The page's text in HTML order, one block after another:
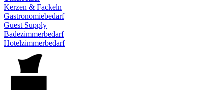
Kerzen & Fackeln
Gastronomiebedarf
Guest Supply
Badezimmerbedarf
Hotelzimmerbedarf